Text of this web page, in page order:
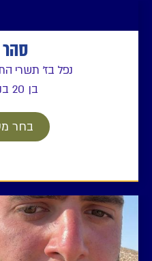
נפל בז' תשרי
בן 20 בנופלו
בחר